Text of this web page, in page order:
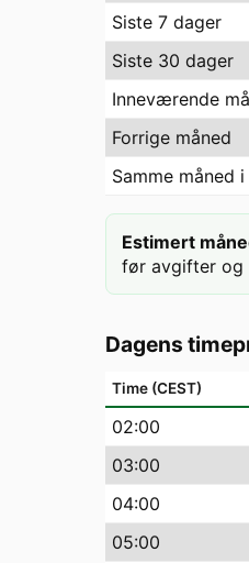
Siste 7 dager
Siste 30 dager
Inneværende
Forrige måned
Samme måned
Estimert
før avgifter og
Dagens
Time (CEST)
02:00
03:00
04:00
05:00